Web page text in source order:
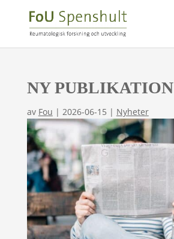
NY PUBLIKATION
av Fou | 2026-06-15 | Nyheter